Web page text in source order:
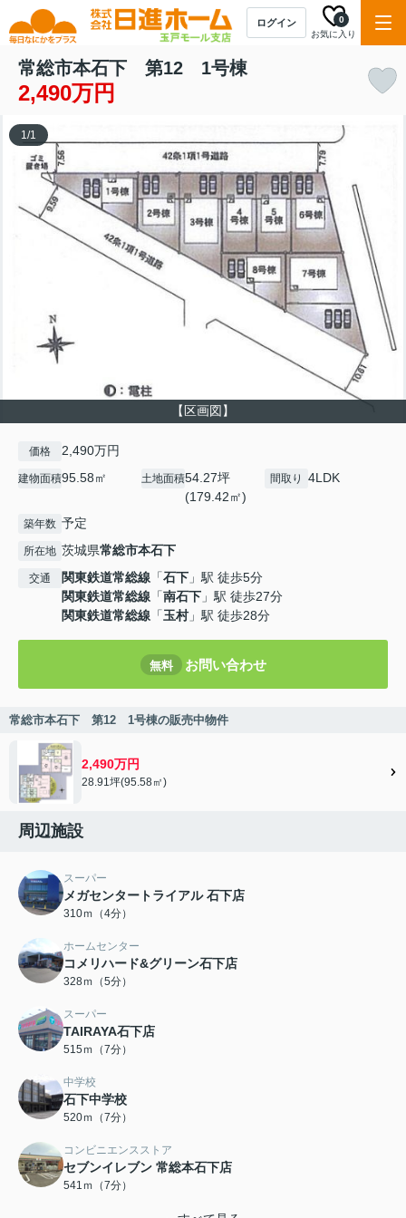
ログイン
お気に入り
0
常総市本石下 第12 1号棟
2,490万円
【区画図】
1/1
価格 2,490万円
建物面積95.58㎡ 土地面積54.27坪
(179.42㎡)
間取り 4LDK
築年数 予定
所在地 茨城県常総市本石下
交通 関東鉄道常総線 「石下 」駅 徒歩5分
関東鉄道常総線 「南石下 」駅 徒歩27分
関東鉄道常総線 「玉村」駅 徒歩28分
無料 お問い合わせ
常総市本石下 第12 1号棟の販売中物件
2,490万円
28.91坪(95.58㎡)
周辺施設
スーパー
メガセンタートライアル 石下店
310ｍ（4分）
ホームセンター
コメリハード&グリーン石下店
328ｍ（5分）
スーパー
TAIRAYA石下店
515ｍ（7分）
中学校
石下中学校
520ｍ（7分）
コンビニエンスストア
セブンイレブン 常総本石下店
541ｍ（7分）